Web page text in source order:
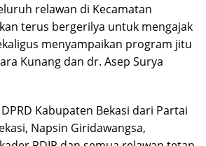
relawan di Kecamatan
terus bergerilya untuk mengajak
menyampaikan program jitu
Kunang dan dr. Asep Surya
Kabupaten Bekasi dari Partai
Napsin Giridawangsa,